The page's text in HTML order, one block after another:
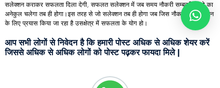
सलेक्शन कराकर सफलता दिला देगी, सफलत सलेक्शन में जब समय नौकरी सम्बन्धी ग्रहो का
अनेकुल चलेगा तब ही होगा।इस तरह से जो सलेक्शन तब ही होगा जब जिस नौकरी के सलेक्शन
के लिए प्रयास किया जा रहा है उसक्षेत्र में सफलता के योग हो।
आप सभी लोगों से निवेदन है कि हमारी पोस्ट अधिक से अधिक शेयर करें
जिससे अधिक से अधिक लोगों को पोस्ट पढ़कर फायदा मिले |